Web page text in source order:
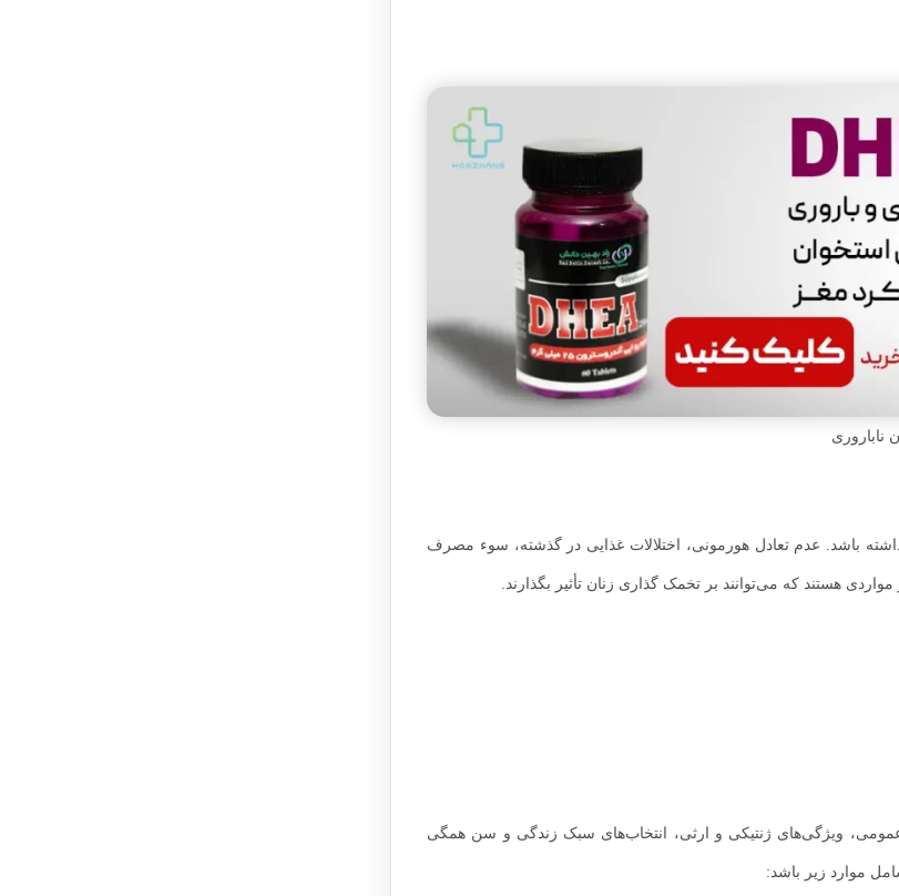
باشد. عدم تعادل هورمونی، اختلالات غذایی در گذشته، سوء مصرف
هستند که می‌توانند بر تخمک گذاری زنان تأثیر بگذارند.
ویژگی‌های ژنتیکی و ارثی، انتخاب‌های سبک زندگی و سن همگی
موارد زیر باشد: